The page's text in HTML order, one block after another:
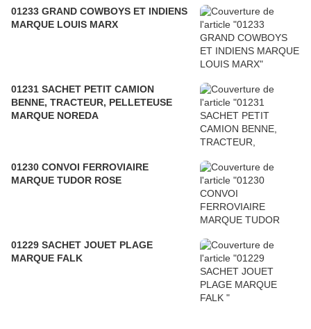
01233 GRAND COWBOYS ET INDIENS
MARQUE LOUIS MARX
01231 SACHET PETIT CAMION
BENNE, TRACTEUR, PELLETEUSE
MARQUE NOREDA
01230 CONVOI FERROVIAIRE
MARQUE TUDOR ROSE
01229 SACHET JOUET PLAGE
MARQUE FALK